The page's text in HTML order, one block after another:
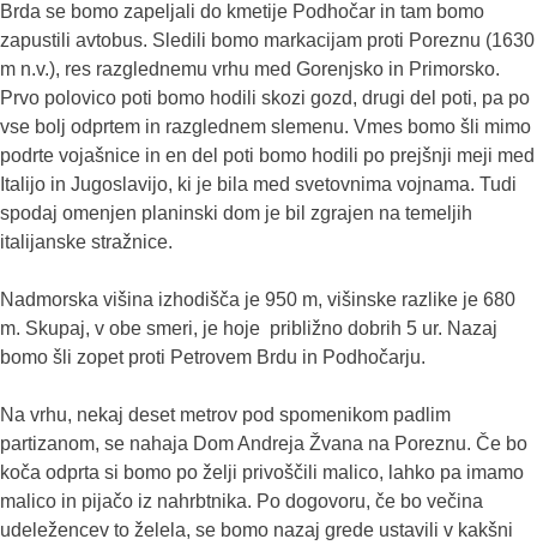
Brda se bomo zapeljali do kmetije Podhočar in tam bomo
zapustili avtobus. Sledili bomo markacijam proti Poreznu (1630
m n.v.), res razglednemu vrhu med Gorenjsko in Primorsko.
Prvo polovico poti bomo hodili skozi gozd, drugi del poti, pa po
vse bolj odprtem in razglednem slemenu. Vmes bomo šli mimo
podrte vojašnice in en del poti bomo hodili po prejšnji meji med
Italijo in Jugoslavijo, ki je bila med svetovnima vojnama. Tudi
spodaj omenjen planinski dom je bil zgrajen na temeljih
italijanske stražnice.
Nadmorska višina izhodišča je 950 m, višinske razlike je 680
m. Skupaj, v obe smeri, je hoje približno dobrih 5 ur. Nazaj
bomo šli zopet proti Petrovem Brdu in Podhočarju.
Na vrhu, nekaj deset metrov pod spomenikom padlim
partizanom, se nahaja Dom Andreja Žvana na Poreznu. Če bo
koča odprta si bomo po želji privoščili malico, lahko pa imamo
malico in pijačo iz nahrbtnika. Po dogovoru, če bo večina
udeležencev to želela, se bomo nazaj grede ustavili v kakšni